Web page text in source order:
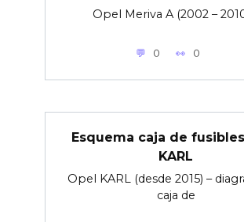
Opel Meriva A (2002 –
0 0
Esquema caja de
KARL
Opel KARL (desde 2015) –
caja de